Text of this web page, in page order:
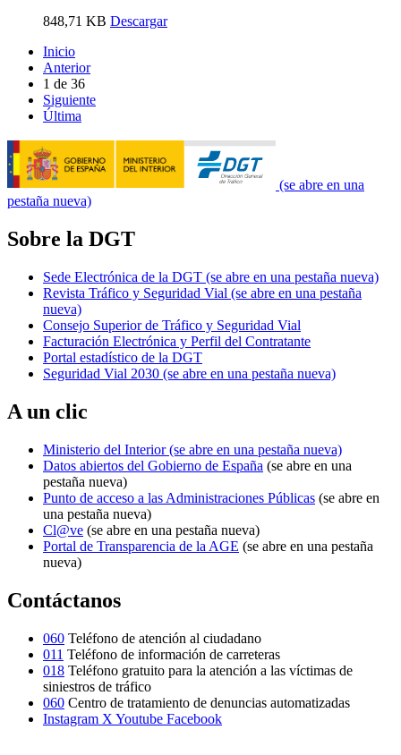
848,71 KB Descargar
Inicio
Anterior
1 de 36
Siguiente
Última
(se abre en una
pestaña nueva)
Sobre la DGT
Sede Electrónica de la DGT (se abre en una pestaña nueva)
Revista Tráfico y Seguridad Vial (se abre en una pestaña
nueva)
Consejo Superior de Tráfico y Seguridad Vial
Facturación Electrónica y Perfil del Contratante
Portal estadístico de la DGT
Seguridad Vial 2030 (se abre en una pestaña nueva)
A un clic
Ministerio del Interior(se abre en una pestaña nueva)
Datos abiertos del Gobierno de España (se abre en una
pestaña nueva)
Punto de acceso a las Administraciones Públicas (se abre en
una pestaña nueva)
Cl@ve (se abre en una pestaña nueva)
Portal de Transparencia de la AGE (se abre en una pestaña
nueva)
Contáctanos
060 Teléfono de atención al ciudadano
011 Teléfono de información de carreteras
018 Teléfono gratuito para la atención a las víctimas de
siniestros de tráfico
060 Centro de tratamiento de denuncias automatizadas
Instagram X Youtube Facebook